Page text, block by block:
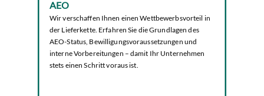
AEO
Wir verschaffen Ihnen einen Wettbewerbsvorteil in
der Lieferkette. Erfahren Sie die Grundlagen des
AEO-Status, Bewilligungsvoraussetzungen und
interne Vorbereitungen – damit Ihr Unternehmen
stets einen Schritt voraus ist.